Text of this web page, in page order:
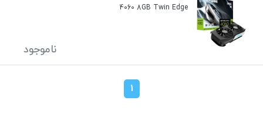
4060 8GB Twin Edge
ناموجود
1